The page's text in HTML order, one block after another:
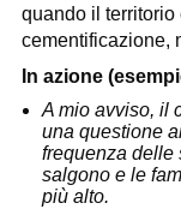
quando il
cementificazione,
In azione
A mio avviso, il
una questione
frequenza delle
salgono e le
più alto.